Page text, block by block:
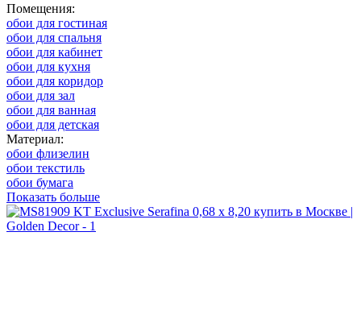
Помещения:
обои для гостиная
обои для спальня
обои для кабинет
обои для кухня
обои для коридор
обои для зал
обои для ванная
обои для детская
Материал:
обои флизелин
обои текстиль
обои бумага
Показать больше